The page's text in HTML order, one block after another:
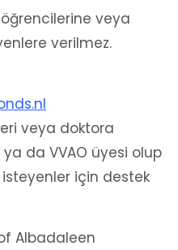
öğrencilerine veya
verilmez.
veya doktora
da VVAO üyesi olup
için destek
Albadaleen